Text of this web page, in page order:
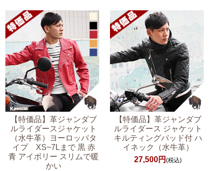
【特価品】革ジャンダブ
ルライダースジャケット
（水牛革）ヨーロッパタ
イプ XS~7Lまで 黒 赤
青 アイボリー スリムで暖
かい
【特価品】革ジャンダブ
ルライダース ジャケット
キルティングパッド付 ハ
イネック（水牛革）
27,500円(税込)